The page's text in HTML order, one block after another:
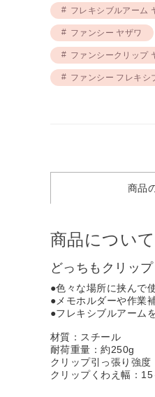
フレキシブルアーム
ファンシー ヤザワ
ファンシークリップ
ファンシー フレキシ
商品
商品について
どっちもクリッ
●色々な場所に挟んで
●メモホルダーや作業
●フレキシブルアーム
材質：スチール
耐荷重量：約250g
クリップ引っ張り強度
クリップくわえ幅：